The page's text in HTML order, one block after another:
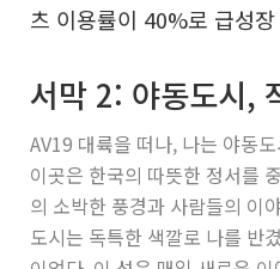
츠 이용률이 40%로 급성
서막 2: 야동도시,
AV19 대륙을 떠나, 나는 야동
이곳은 한국의 따뜻한 정서를
의 소박한 풍경과 사람들의 이
도시는 독특한 색깔로 나를 반